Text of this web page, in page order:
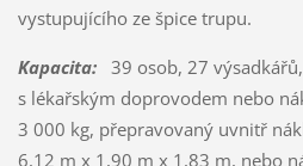
vystupujícího ze špice trupu.
Kapacita:39 osob, 27 výsadkářů,
s lékařským doprovodem nebo
3 000 kg, přepravovaný uvnitř
6,12 m x 1,90 m x 1,83 m, nebo